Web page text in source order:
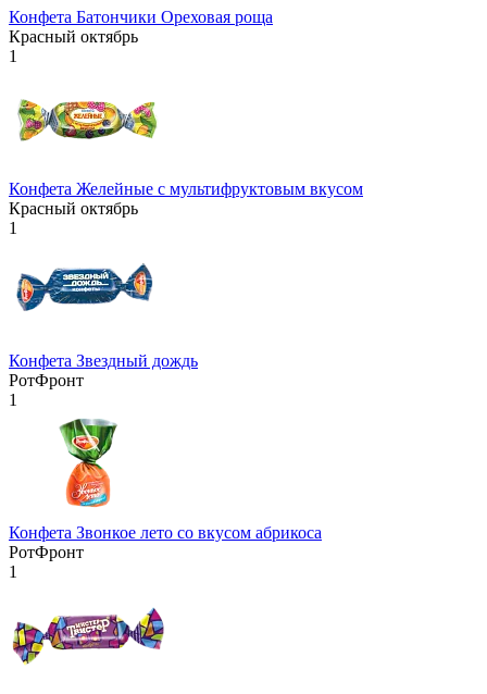
Конфета Батончики Ореховая роща
Красный октябрь
1
Конфета Желейные с мультифруктовым вкусом
Красный октябрь
1
Конфета Звездный дождь
РотФронт
1
Конфета Звонкое лето со вкусом абрикоса
РотФронт
1